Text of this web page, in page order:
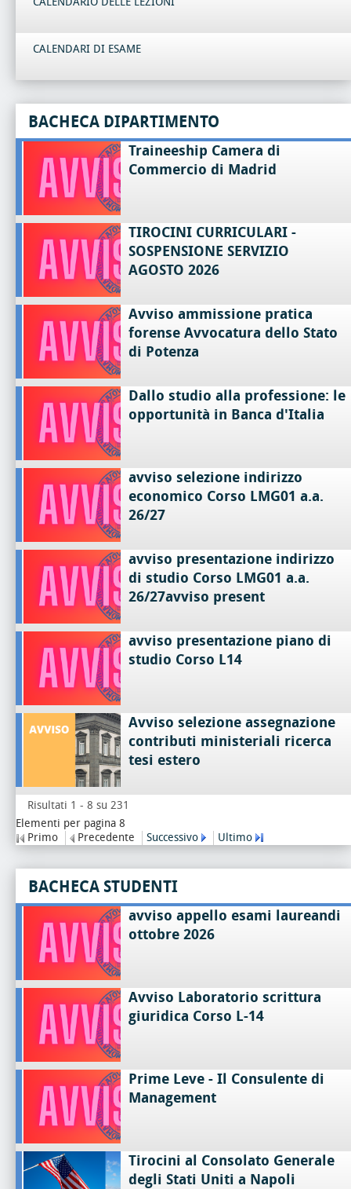
CALENDARI DI ESAME
BACHECA DIPARTIMENTO
Traineeship Camera di
Commercio di Madrid
TIROCINI CURRICULARI -
SOSPENSIONE SERVIZIO
AGOSTO 2026
Avviso ammissione pratica
forense Avvocatura dello Stato
di Potenza
Dallo studio alla professione: le
opportunità in Banca d'Italia
avviso selezione indirizzo
economico Corso LMG01 a.a.
26/27
avviso presentazione indirizzo
di studio Corso LMG01 a.a.
26/27avviso present
avviso presentazione piano di
studio Corso L14
Avviso selezione assegnazione
contributi ministeriali ricerca
tesi estero
Risultati 1 - 8 su 231
Elementi per pagina 8
Primo
Precedente Successivo Ultimo
BACHECA STUDENTI
avviso appello esami laureandi
ottobre 2026
Avviso Laboratorio scrittura
giuridica Corso L-14
Prime Leve - Il Consulente di
Management
Tirocini al Consolato Generale
degli Stati Uniti a Napoli